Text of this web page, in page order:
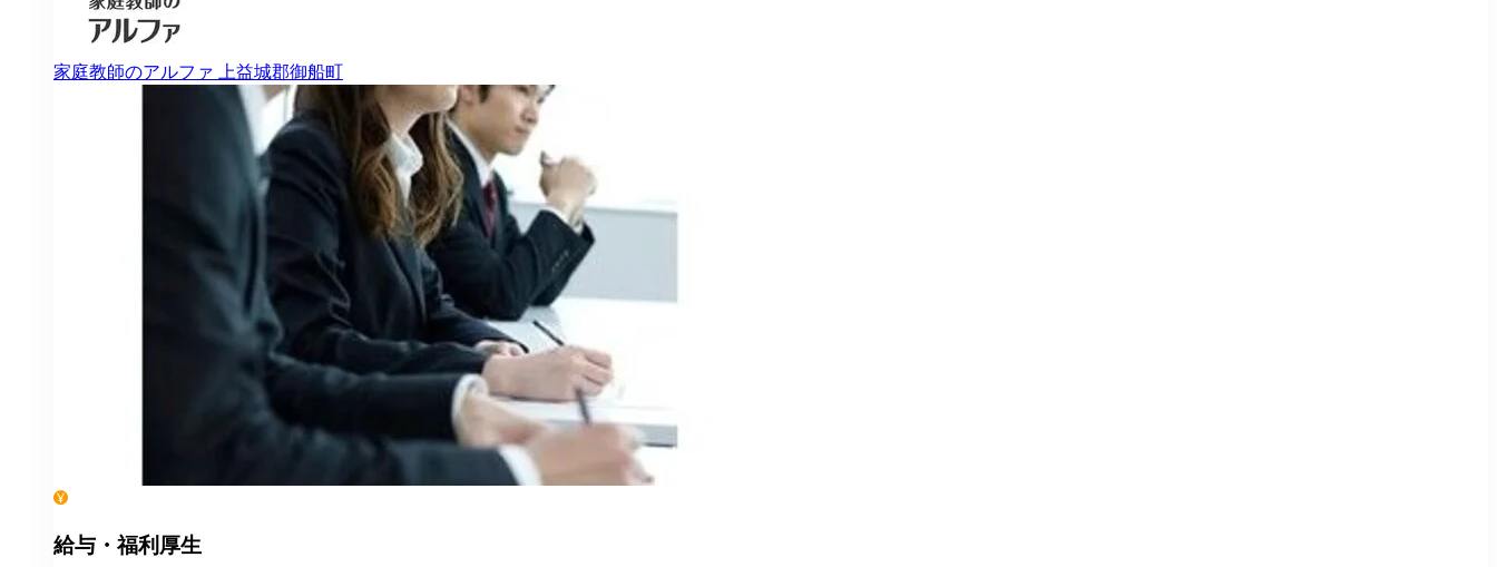
家庭教師のアルファ 上益城郡御船町
給与・福利厚生